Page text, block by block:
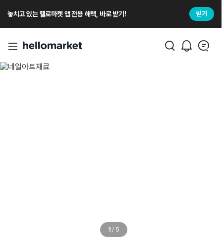
놓치고 있는 헬로마켓 앱 전용 해택, 바로 받기! 받기
1 / 5